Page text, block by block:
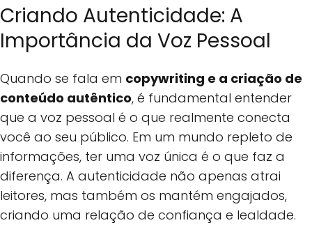
Criando Autenticidade: A
Importância da Voz Pessoal
Quando se fala em copywriting e a criação de
conteúdo autêntico, é fundamental entender
que a voz pessoal é o que realmente conecta
você ao seu público. Em um mundo repleto de
informações, ter uma voz única é o que faz a
diferença. A autenticidade não apenas atrai
leitores, mas também os mantém engajados,
criando uma relação de confiança e lealdade.